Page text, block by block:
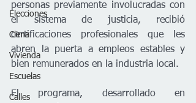
Elecciones
Clima
Vivienda
Escuelas
Calles
personas previamente involucradas con
el sistema de justicia, recibió
certificaciones profesionales que les
abren la puerta a empleos estables y
bien remunerados en la industria local.
El programa, desarrollado en